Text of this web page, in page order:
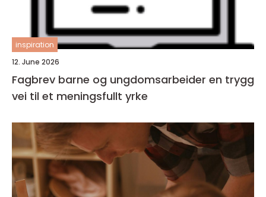
inspiration
12. June 2026
Fagbrev barne og ungdomsarbeider en trygg
vei til et meningsfullt yrke